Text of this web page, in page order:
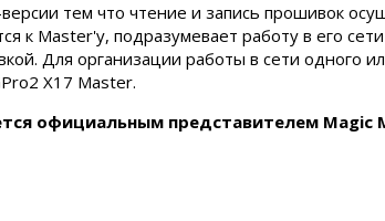
тем что чтение и запись прошивок
к Master'у, подразумевает работу в его
Для организации работы в сети одного
X17 Master.
официальным представителем